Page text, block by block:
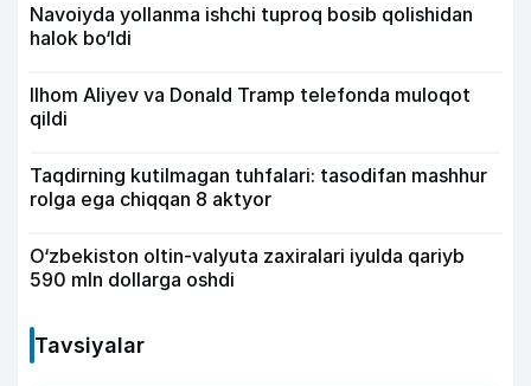
Navoiyda yollanma ishchi tuproq bosib qolishidan
halok bo‘ldi
Ilhom Aliyev va Donald Tramp telefonda muloqot
qildi
Taqdirning kutilmagan tuhfalari: tasodifan mashhur
rolga ega chiqqan 8 aktyor
O‘zbekiston oltin-valyuta zaxiralari iyulda qariyb
590 mln dollarga oshdi
Tavsiyalar